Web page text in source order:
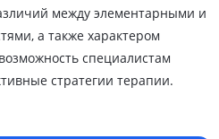
между элементарными и
а также характером
специалистам
стратегии терапии.